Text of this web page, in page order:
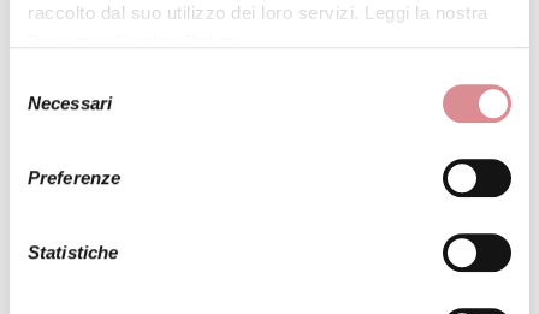
raccolto dal suo utilizzo dei loro servizi. Leggi la nostra
delNecessari
Preferenze
Statistiche